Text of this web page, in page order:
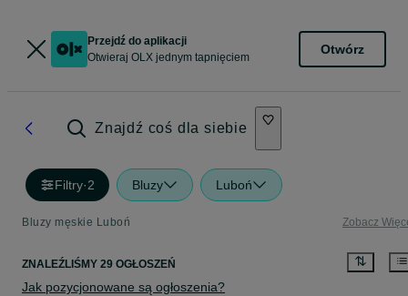
Przejdź do aplikacji
Otwieraj OLX jednym tapnięciem
Otwórz
Znajdź coś dla siebie
Filtry·2 Bluzy Luboń
Bluzy męskie Luboń Zobacz
ZNALEŹLIŚMY 29 OGŁOSZEŃ
Jak pozycjonowane są ogłoszenia?